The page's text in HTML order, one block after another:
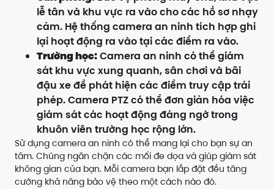
lễ tân và khu vực ra vào cho các hồ sơ nhạy
cảm. Hệ thống camera an ninh tích hợp ghi
lại hoạt động ra vào tại các điểm ra vào.
Trường học:Camera an ninh có thể giám
sát khu vực xung quanh, sân chơi và bãi
đậu xe để phát hiện các điểm truy cập trái
phép. Camera PTZ có thể đơn giản hóa việc
giám sát các hoạt động đáng ngờ trong
khuôn viên trường học rộng lớn.
Sử dụng camera an ninh có thể mang lại cho bạn sự an
tâm. Chúng ngăn chặn các mối đe dọa và giúp giám sát
không gian của bạn. Mỗi camera bạn lắp đặt đều tăng
cường khả năng bảo vệ theo một cách nào đó.